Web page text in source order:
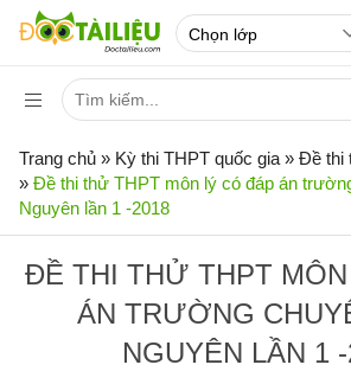
Trang chủ » Kỳ thi THPT quốc gia » Đề thi
» Đề thi thử THPT môn lý có đáp án
Nguyên lần 1 -2018
ĐỀ THI THỬ THPT
ÁN TRƯỜNG
NGUYÊN LẦN 1